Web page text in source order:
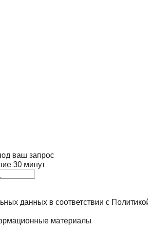
ваш запрос
30 минут
данных в соответствии с
материалы